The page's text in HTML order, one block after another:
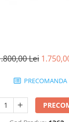
2D cu fir
fixe
incastrabile
Lei
PRECOMANDA